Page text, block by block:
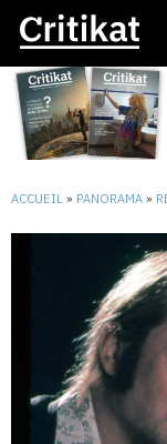
ACCUEIL » PANORAMA »